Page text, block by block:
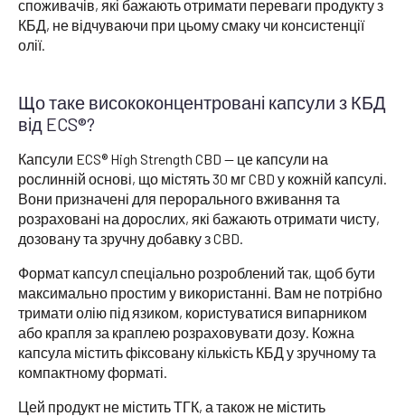
споживачів, які бажають отримати переваги продукту з
КБД, не відчуваючи при цьому смаку чи консистенції
олії.
Що таке висококонцентровані капсули з КБД
від ECS®?
Капсули ECS® High Strength CBD — це капсули на
рослинній основі, що містять 30 мг CBD у кожній капсулі.
Вони призначені для перорального вживання та
розраховані на дорослих, які бажають отримати чисту,
дозовану та зручну добавку з CBD.
Формат капсул спеціально розроблений так, щоб бути
максимально простим у використанні. Вам не потрібно
тримати олію під язиком, користуватися випарником
або крапля за краплею розраховувати дозу. Кожна
капсула містить фіксовану кількість КБД у зручному та
компактному форматі.
Цей продукт не містить ТГК, а також не містить